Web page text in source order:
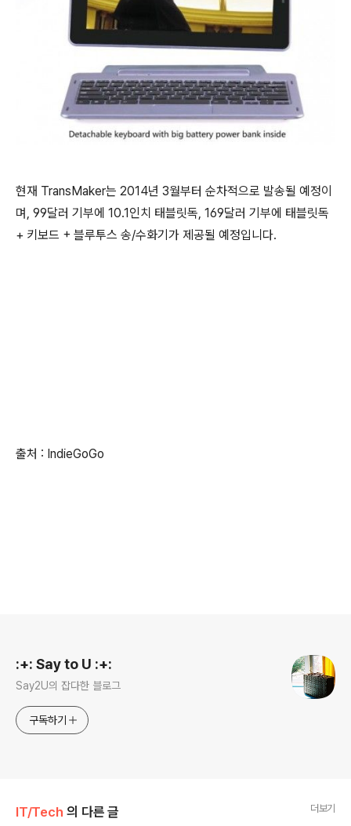
현재 TransMaker는 2014년 3월부터 순차적으로 발송될 예정이
며, 99달러 기부에 10.1인치 태블릿독, 169달러 기부에 태블릿독
+ 키보드 + 블루투스 송/수화기가 제공될 예정입니다.
출처 : IndieGoGo
:+: Say to U :+:
Say2U의 잡다한 블로그
구독하기
IT/Tech 의 다른 글 더보기